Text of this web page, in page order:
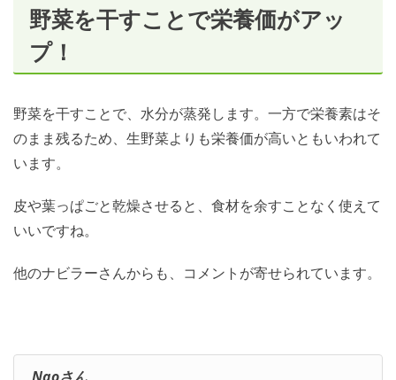
野菜を干すことで栄養価がアッ
プ！
野菜を干すことで、水分が蒸発します。一方で栄養素はそ
のまま残るため、生野菜よりも栄養価が高いともいわれて
います。
皮や葉っぱごと乾燥させると、食材を余すことなく使えて
いいですね。
他のナビラーさんからも、コメントが寄せられています。